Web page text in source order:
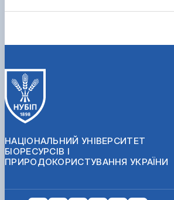
НАЦІОНАЛЬНИЙ УНІВЕРСИТЕТ
БІОРЕСУРСІВ І
ПРИРОДОКОРИСТУВАННЯ УКРАЇНИ